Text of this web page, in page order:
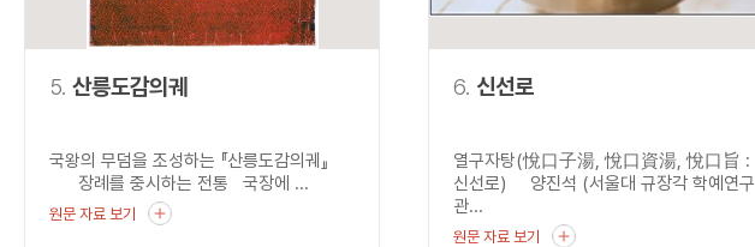
5. 산릉도감의궤
국왕의 무덤을 조성하는 『산릉도감의궤』
장례를 중시하는 전통 국장에 ...
원문 자료 보기
6. 신선로
열구자탕(悅口子湯, 悅口資湯, 悅口旨 :
신선로) 양진석 (서울대 규장각 학예연구
관...
원문 자료 보기